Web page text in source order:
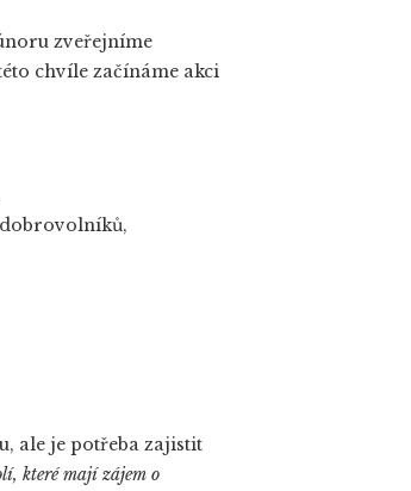
zveřejníme
chvíle začínáme akci
ale je potřeba zajistit
které mají zájem o